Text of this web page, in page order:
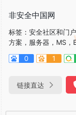
非安全中国网
标签： 安全社区和门户
方案，服务器，MS，
0
1
链接直达